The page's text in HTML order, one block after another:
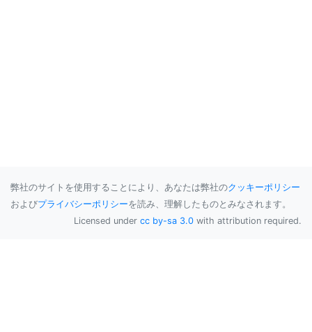
弊社のサイトを使用することにより、あなたは弊社のクッキーポリシー
およびプライバシーポリシーを読み、理解したものとみなされます。
Licensed under cc by-sa 3.0 with attribution required.